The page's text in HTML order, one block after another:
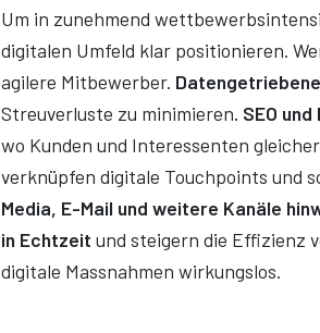
Um in zunehmend
digitalen Umfeld klar positionieren.
agilere Mitbewerber.
Streuverluste zu minimieren. SEO
wo Kunden und Interessenten
verknüpfen digitale Touchpoints und
Media, E-Mail und weitere Kanäle
in Echtzeit und steigern die Effizienz
digitale Massnahmen wirkungslos.